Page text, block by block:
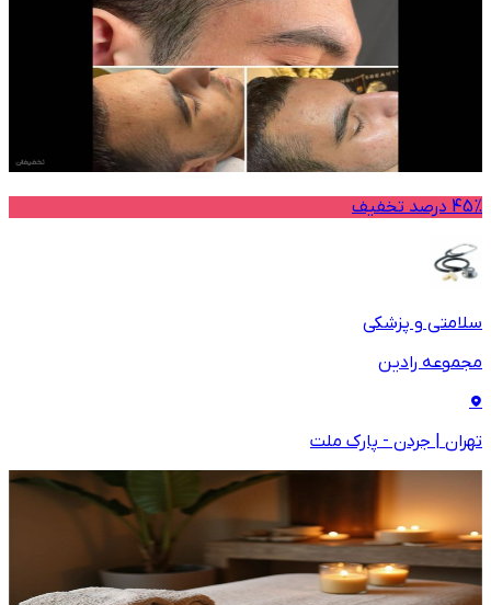
45% درصد تخفیف
سلامتی و پزشکی
مجموعه رادین
تهران | جردن - پارک ملت